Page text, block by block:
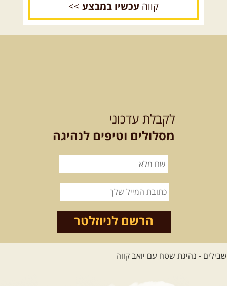
14.08.2026 שישי- מעיינות
מסעות בעולם
קירגיסטאן – בעקבות הנוודים,
והמרגשות בעולם. קירגיסטאן היא לא ...
26.08-02.09.2026 - גאורגיה,
המגדלים של הקווקז
קווה עכשיו במבצע >>
לקבלת עדכוני
מסלולים וטיפים לנהיגה
הרשם לניוזלטר